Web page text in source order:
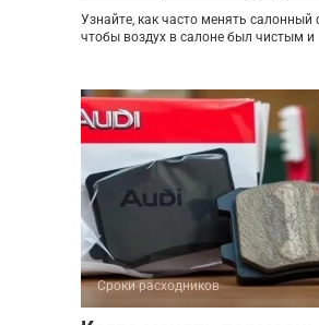
Узнайте, как часто менять салонный
чтобы воздух в салоне был чистым и
Сроки расходников